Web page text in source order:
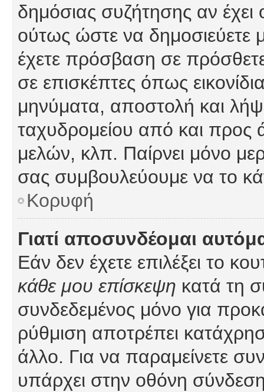
δημόσιας συζήτησης αν έχει
ούτως ώστε να δημοσιεύετε
έχετε πρόσβαση σε
σε επισκέπτες όπως
μηνύματα, αποστολή και
ταχυδρομείου από και προς
μελών, κλπ. Παίρνει μόνο
σας συμβουλεύουμε να το
Κορυφή
Γιατί αποσυνδέομαι
Εάν δεν έχετε επιλέξει το
κάθε μου επίσκεψη κατά τη
συνδεδεμένος μόνο για
ρύθμιση αποτρέπει
άλλο. Για να παραμείνετε
υπάρχει στην οθόνη